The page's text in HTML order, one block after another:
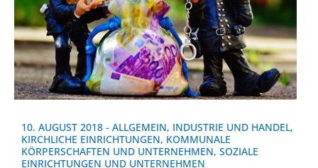
10. AUGUST 2018 - ALLGEMEIN, INDUSTRIE UND HANDEL,
KIRCHLICHE EINRICHTUNGEN, KOMMUNALE
KÖRPERSCHAFTEN UND UNTERNEHMEN, SOZIALE
EINRICHTUNGEN UND UNTERNEHMEN